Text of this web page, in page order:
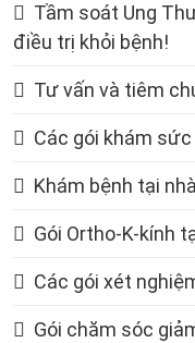
Tầm soát Ung
điều trị khỏi bệnh!
Tư vấn và tiêm
Các gói khám sức
Khám bệnh tại nhà
Gói Ortho-K-kính
Các gói xét
Gói chăm sóc